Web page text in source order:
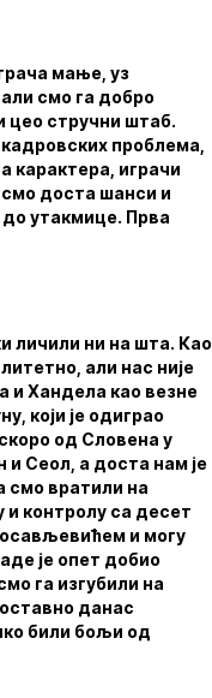
мање, уз
смо га добро
цео стручни штаб.
проблема,
карактера, играчи
доста шанси и
утакмице. Прва
личили ни на шта. Као
али нас није
и Хандела као везне
који је одиграо
од Словена у
и Сеол, а доста нам је
смо вратили на
и контролу са десет
и могу
је опет добио
га изгубили на
данас
били бољи од